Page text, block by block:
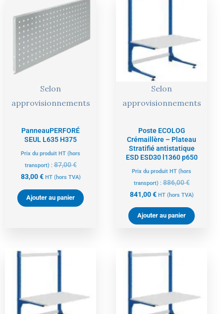
Selon
approvisionnements
PanneauPERFORÉ
SEUL L635 H375
Prix du produit HT (hors
transport) :87,00€
prix
initial
était :
87,00 €.
83,00€
prix
actuel
est :
83,00 €.
HT (hors TVA)
Ajouter au panier
Selon
approvisionnements
Poste ECOLOG
Crémaillère – Plateau
Stratifié antistatique
ESD ESD30 l1360 p650
Prix du produit HT (hors
transport) :886,00€
886,00 €.
841,00€
841,00 €.
HT (hors TVA)
Ajouter au panier
528,00 €.
Le
502,00 €.
480,00 €.
Le
456,00 €.